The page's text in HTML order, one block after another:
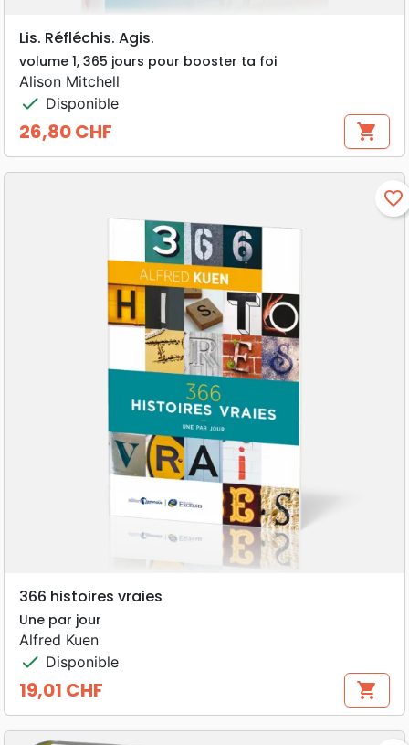
Lis. Réfléchis. Agis.
volume 1, 365 jours pour booster ta foi
Alison Mitchell
check Disponible
Prix
26,80 CHF shopping_cart
favorite_border
366 histoires vraies
Une par jour
Alfred Kuen
check Disponible
Prix
19,01 CHF shopping_cart